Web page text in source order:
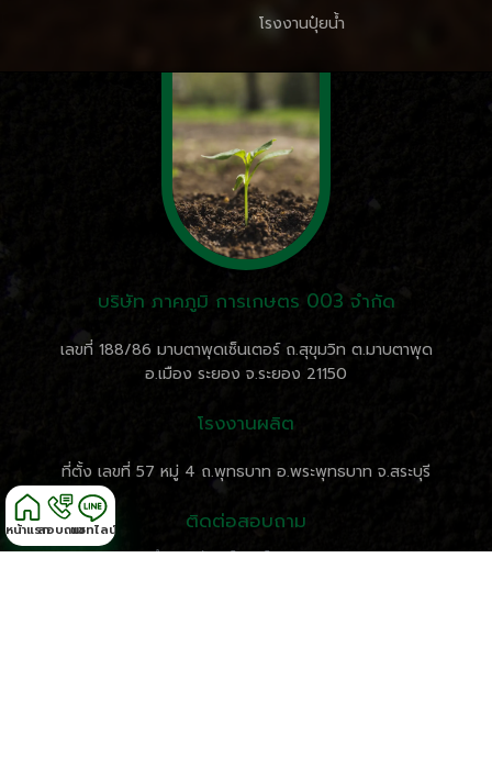
โรงงานปุ๋ยน้ำ
บริษัท ภาคภูมิ การเกษตร 003 จำกัด
เลขที่ 188/86 มาบตาพุดเซ็นเตอร์ ถ.สุขุมวิท ต.มาบตาพุด
อ.เมือง ระยอง จ.ระยอง 21150
โรงงานผลิต
ที่ตั้ง เลขที่ 57 หมู่ 4 ถ.พุทธบาท อ.พระพุทธบาท จ.สระบุรี
ติดต่อสอบถาม
เวลาทำการ: จันทร์-ศุกร์ 8:30-18:00 น.
หน้าแรกสอบถามแชทไลน์